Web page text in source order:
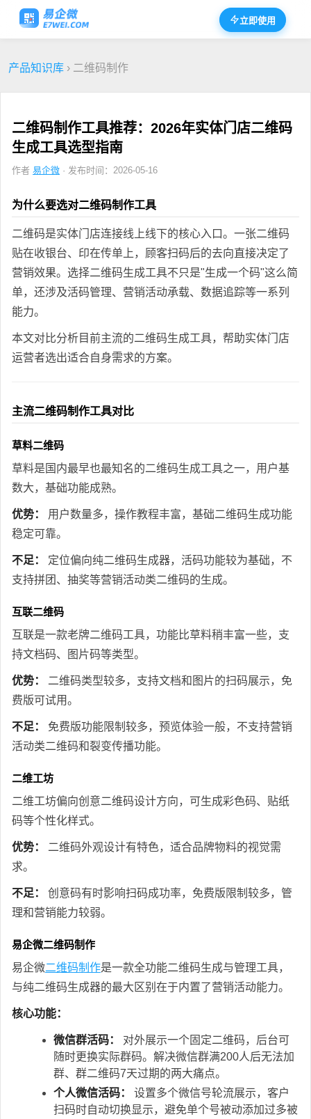
立即使用
产品知识库 › 二维码制作
二维码制作工具推荐：2026年实体门店二维码
生成工具选型指南
作者 易企微 · 发布时间：2026-05-16
为什么要选对二维码制作工具
二维码是实体门店连接线上线下的核心入口。一张二维码
贴在收银台、印在传单上，顾客扫码后的去向直接决定了
营销效果。选择二维码生成工具不只是"生成一个码"这么简
单，还涉及活码管理、营销活动承载、数据追踪等一系列
能力。
本文对比分析目前主流的二维码生成工具，帮助实体门店
运营者选出适合自身需求的方案。
主流二维码制作工具对比
草料二维码
草料是国内最早也最知名的二维码生成工具之一，用户基
数大，基础功能成熟。
优势：
用户数量多，操作教程丰富，基础二维码生成功能
稳定可靠。
不足：
定位偏向纯二维码生成器，活码功能较为基础，不
支持拼团、抽奖等营销活动类二维码的生成。
互联二维码
互联是一款老牌二维码工具，功能比草料稍丰富一些，支
持文档码、图片码等类型。
优势：
二维码类型较多，支持文档和图片的扫码展示，免
费版可试用。
不足：
免费版功能限制较多，预览体验一般，不支持营销
活动类二维码和裂变传播功能。
二维工坊
二维工坊偏向创意二维码设计方向，可生成彩色码、贴纸
码等个性化样式。
优势：
二维码外观设计有特色，适合品牌物料的视觉需
求。
不足：
创意码有时影响扫码成功率，免费版限制较多，管
理和营销能力较弱。
易企微二维码制作
易企微二维码制作是一款全功能二维码生成与管理工具，
与纯二维码生成器的最大区别在于内置了营销活动能力。
核心功能：
微信群活码：
对外展示一个固定二维码，后台可
随时更换实际群码。解决微信群满200人后无法加
群、群二维码7天过期的两大痛点。
个人微信活码：
设置多个微信号轮流展示，客户
扫码时自动切换显示，避免单个号被动添加过多被